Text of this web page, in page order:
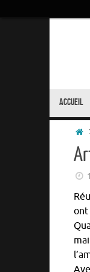
Accueil
ont